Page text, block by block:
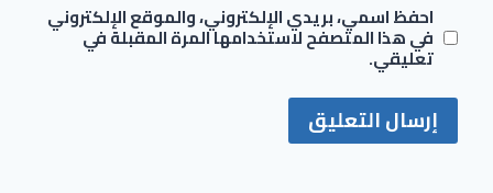
احفظ اسمي، بريدي الإلكتروني، والموقع الإلكتروني
في هذا المتصفح لاستخدامها المرة المقبلة في
تعليقي.